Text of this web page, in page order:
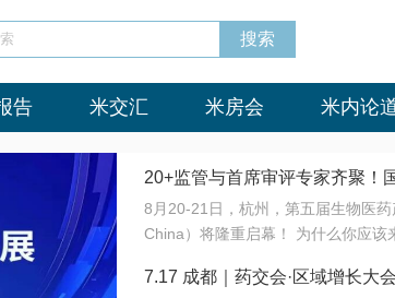
告 米交汇 米房会 米内论
20+监管与首席审评专家齐聚！
会8月开幕！
8月20-21日，杭州，第五届生物医
China）将隆重启幕！ 为什么你应该
法正重新定义研发效率；另一端是创
7.17 成都｜药交会·区域增长大